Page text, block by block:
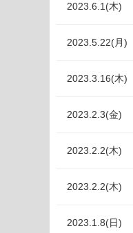
2023.6.1(木)
2023.5.22(月)
2023.3.16(木)
2023.2.3(金)
2023.2.2(木)
2023.2.2(木)
2023.1.8(日)